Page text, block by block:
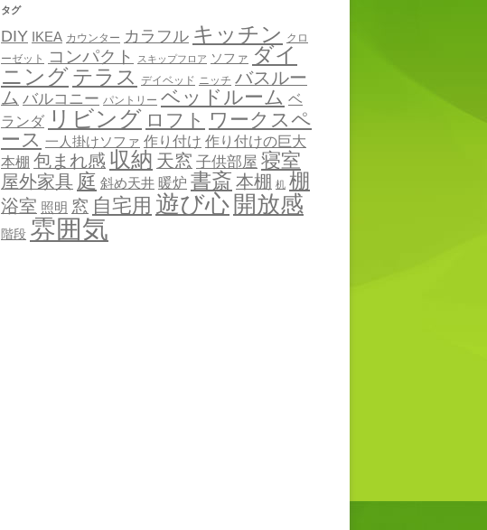
タグ
DIY IKEA カウンター カラフル キッチン クロ
ーゼット
コンパクト スキップフロア ソファ ダイ
ニングテラス デイベッド ニッチ バスルー
ム バルコニー パントリー ベッドルーム ベ
ランダ リビング ロフト ワークスペ
ース 一人掛けソファ 作り付け 作り付けの巨大
本棚 包まれ感 収納 天窓 子供部屋 寝室
屋外家具 庭 斜め天井 暖炉 書斎 本棚 机 棚
浴室 照明 窓 自宅用 遊び心 開放感
階段 雰囲気